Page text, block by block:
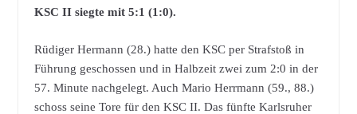
KSC II siegte mit 5:1 (1:0).
Rüdiger Hermann (28.) hatte den KSC per Strafstoß in
Führung geschossen und in Halbzeit zwei zum 2:0 in der
57. Minute nachgelegt. Auch Mario Herrmann (59., 88.)
schoss seine Tore für den KSC II. Das fünfte Karlsruher